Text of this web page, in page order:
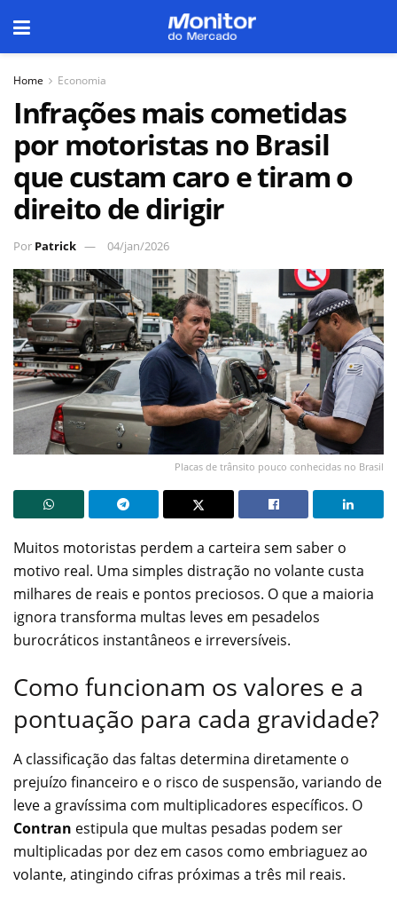
Home Economia
Infrações mais cometidas
por motoristas no Brasil
que custam caro e tiram o
direito de dirigir
Por Patrick 04/jan/2026
Placas de trânsito pouco conhecidas no Brasil
Muitos motoristas perdem a carteira sem saber o
motivo real. Uma simples distração no volante custa
milhares de reais e pontos preciosos. O que a maioria
ignora transforma multas leves em pesadelos
burocráticos instantâneos e irreversíveis.
Como funcionam os valores e a
pontuação para cada gravidade?
A classificação das faltas determina diretamente o
prejuízo financeiro e o risco de suspensão, variando de
leve a gravíssima com multiplicadores específicos. O
Contran estipula que multas pesadas podem ser
multiplicadas por dez em casos como embriaguez ao
volante, atingindo cifras próximas a três mil reais.